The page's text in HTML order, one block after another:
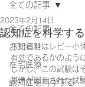
全ての記事
お知らせ
在宅医療
認知症を科学する
全ての記事
認知症を科学する
2023年2月14日
下記資料はレビー小
有効であるかのよう
しかし、この試験は
基準が明示された試